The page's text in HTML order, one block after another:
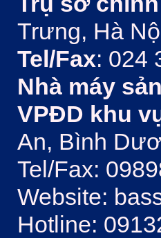
Trưng, Hà
Tel/Fax: 024
Nhà máy
VPĐD khu
An, Bình
Tel/Fax:
Website:
Hotline: